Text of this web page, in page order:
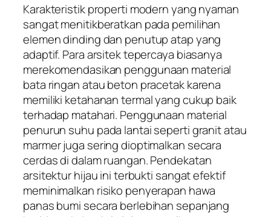
Karakteristik properti modern yang nyaman
sangat menitikberatkan pada pemilihan
elemen dinding dan penutup atap yang
adaptif. Para arsitek tepercaya biasanya
merekomendasikan penggunaan material
bata ringan atau beton pracetak karena
memiliki ketahanan termal yang cukup baik
terhadap matahari. Penggunaan material
penurun suhu pada lantai seperti granit atau
marmer juga sering dioptimalkan secara
cerdas di dalam ruangan. Pendekatan
arsitektur hijau ini terbukti sangat efektif
meminimalkan risiko penyerapan hawa
panas bumi secara berlebihan sepanjang